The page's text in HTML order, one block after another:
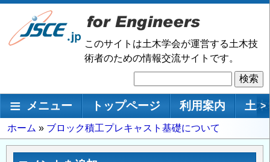
メ
ン
移
このサイトは土木学会が運営する土木技
術者のための情報交流サイトです。
索
メインナビゲーション
メニュー トップページ 利用案内 土 >
パ
ン
ホーム ブロック積工プレキャスト基礎について